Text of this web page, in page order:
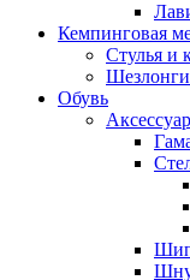
Кемпинговая
Стулья и
Обувь